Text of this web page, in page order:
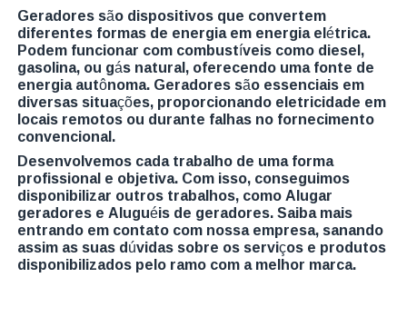
Geradores são dispositivos que convertem
diferentes formas de energia em energia elétrica.
Podem funcionar com combustíveis como diesel,
gasolina, ou gás natural, oferecendo uma fonte de
energia autônoma. Geradores são essenciais em
diversas situações, proporcionando eletricidade em
locais remotos ou durante falhas no fornecimento
convencional.
Desenvolvemos cada trabalho de uma forma
profissional e objetiva. Com isso, conseguimos
disponibilizar outros trabalhos, como Alugar
geradores e Aluguéis de geradores. Saiba mais
entrando em contato com nossa empresa, sanando
assim as suas dúvidas sobre os serviços e produtos
disponibilizados pelo ramo com a melhor marca.